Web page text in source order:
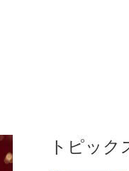
トピック